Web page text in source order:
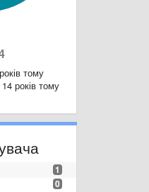
тому
14 років тому
1
0